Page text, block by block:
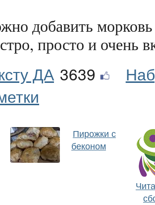
добавить
просто и очень
ДА 3639
Пирожки с
беконом